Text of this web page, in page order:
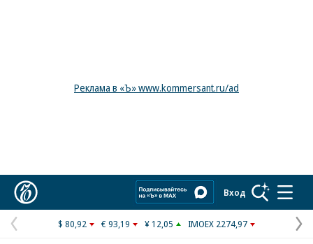
Реклама в «Ъ» www.kommersant.ru/ad
Вход
Предыдущая
$ 80,92 € 93,19 ¥ 12,05 IMOEX 2274,97